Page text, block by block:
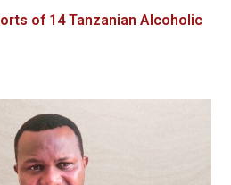
of 14 Tanzanian Alcoholic